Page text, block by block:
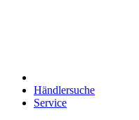
Händlersuche
Service